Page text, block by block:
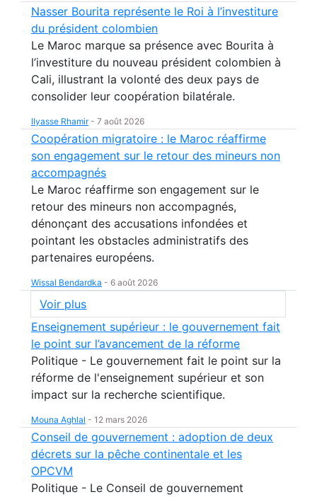
Nasser Bourita représente le Roi à l’investiture
du président colombien
Le Maroc marque sa présence avec Bourita à
l’investiture du nouveau président colombien à
Cali, illustrant la volonté des deux pays de
consolider leur coopération bilatérale.
Ilyasse Rhamir- 7 août 2026
Coopération migratoire : le Maroc réaffirme
son engagement sur le retour des mineurs non
accompagnés
Le Maroc réaffirme son engagement sur le
retour des mineurs non accompagnés,
dénonçant des accusations infondées et
pointant les obstacles administratifs des
partenaires européens.
Wissal Bendardka - 6 août 2026
Voir plus
Enseignement supérieur : le gouvernement fait
le point sur l’avancement de la réforme
Politique - Le gouvernement fait le point sur la
réforme de l'enseignement supérieur et son
impact sur la recherche scientifique.
Mouna Aghlal - 12 mars 2026
Conseil de gouvernement : adoption de deux
décrets sur la pêche continentale et les
OPCVM
Politique - Le Conseil de gouvernement